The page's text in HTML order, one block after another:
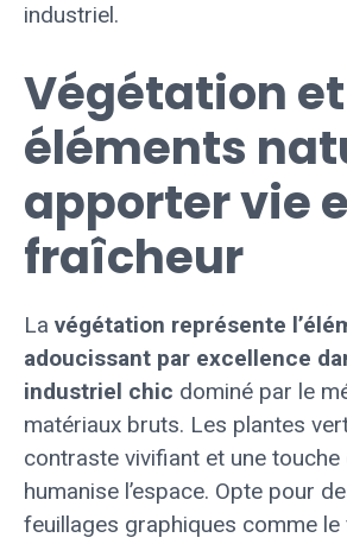
industriel.
Végétation et
éléments
apporter vie
fraîcheur
La végétation représente
adoucissant par excellence
industriel chic dominé par le
matériaux bruts. Les plantes
contraste vivifiant et une touche
humanise l’espace. Opte pour
feuillages graphiques comme